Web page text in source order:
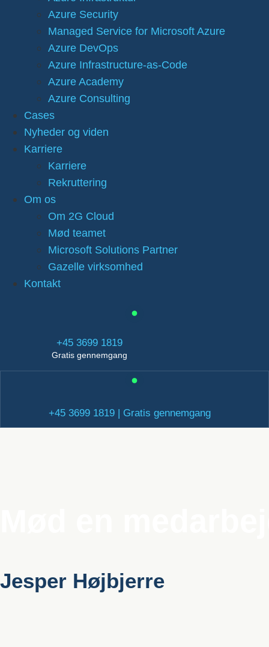
Azure Security
Managed Service for Microsoft Azure
Azure DevOps
Azure Infrastructure-as-Code
Azure Academy
Azure Consulting
Cases
Nyheder og viden
Karriere
Karriere
Rekruttering
Om os
Om 2G Cloud
Mød teamet
Microsoft Solutions Partner
Gazelle virksomhed
Kontakt
+45 3699 1819
Gratis gennemgang
+45 3699 1819 | Gratis gennemgang
Jesper Højbjerre